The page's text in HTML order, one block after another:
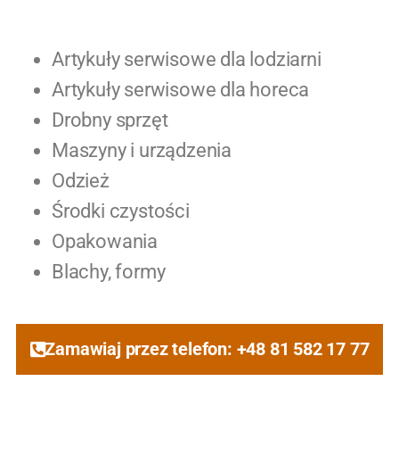
Artykuły serwisowe dla lodziarni
Artykuły serwisowe dla horeca
Drobny sprzęt
Maszyny i urządzenia
Odzież
Środki czystości
Opakowania
Blachy, formy
Zamawiaj przez telefon: +48 81 582 17 77